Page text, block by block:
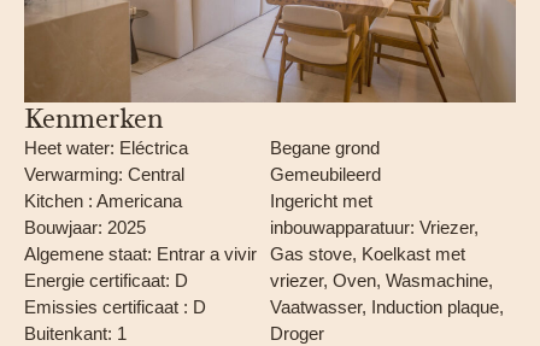
Kenmerken
Heet water: Eléctrica
Verwarming: Central
Kitchen : Americana
Bouwjaar: 2025
Algemene staat: Entrar a vivir
Energie certificaat: D
Emissies certificaat : D
Buitenkant: 1
Begane grond
Gemeubileerd
Ingericht met
inbouwapparatuur: Vriezer,
Gas stove, Koelkast met
vriezer, Oven, Wasmachine,
Vaatwasser, Induction plaque,
Droger